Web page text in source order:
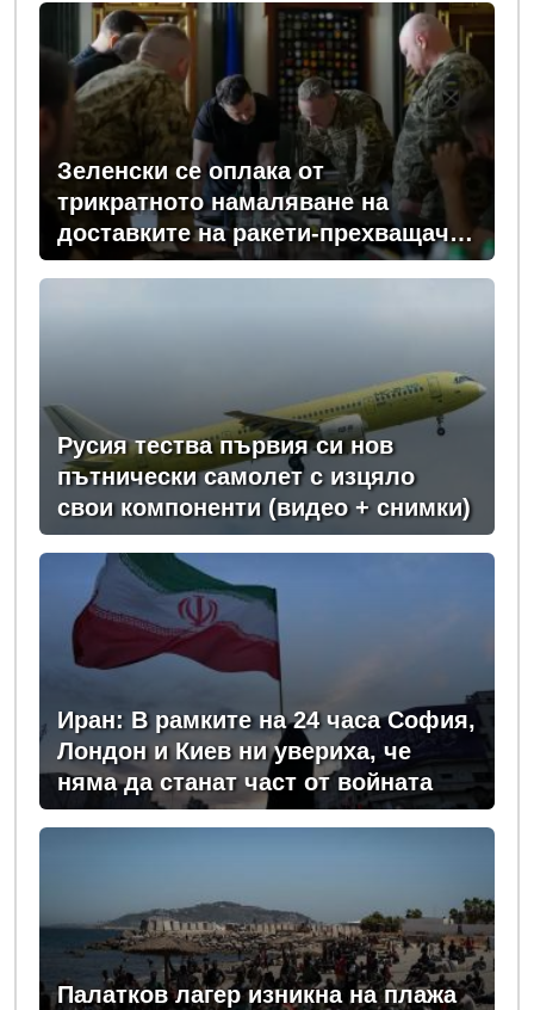
Зеленски се оплака от
трикратното намаляване на
доставките на ракети-прехващачи
от Запада за Киев
Русия тества първия си нов
пътнически самолет с изцяло
свои компоненти (видео + снимки)
Иран: В рамките на 24 часа София,
Лондон и Киев ни увериха, че
няма да станат част от войната
Палатков лагер изникна на плажа